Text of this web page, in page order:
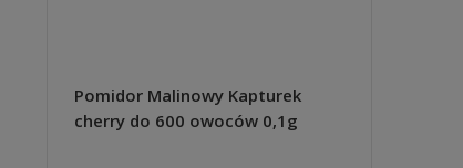
Pomidor Malinowy Kapturek
cherry do 600 owoców 0,1g